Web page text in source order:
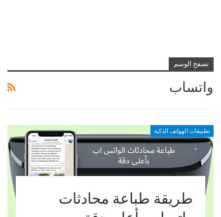
تصفح الوسم
واتساب
تطبيقات الهواتف الذكية
طريقة طباعة محادثات